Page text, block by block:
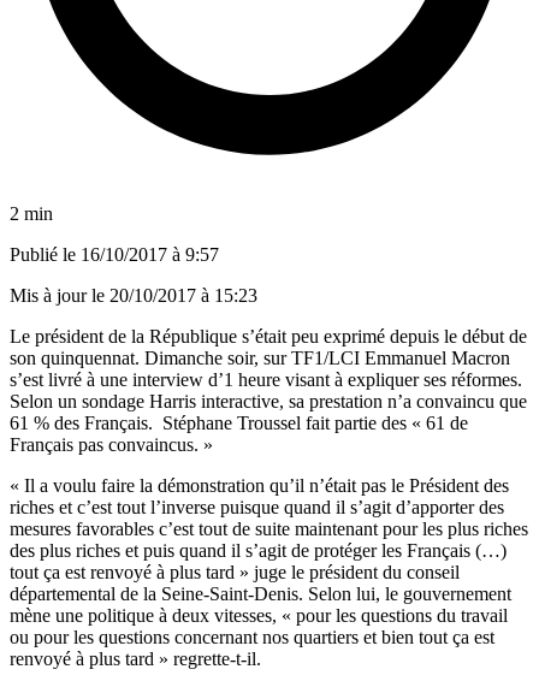
2 min
Publié le 16/10/2017 à 9:57
Mis à jour le 20/10/2017 à 15:23
Le président de la République s’était peu exprimé depuis le début de
son quinquennat. Dimanche soir, sur TF1/LCI Emmanuel Macron
s’est livré à une interview d’1 heure visant à expliquer ses réformes.
Selon un sondage Harris interactive, sa prestation n’a convaincu que
61 % des Français. Stéphane Troussel fait partie des « 61 de
Français pas convaincus. »
« Il a voulu faire la démonstration qu’il n’était pas le Président des
riches et c’est tout l’inverse puisque quand il s’agit d’apporter des
mesures favorables c’est tout de suite maintenant pour les plus riches
des plus riches et puis quand il s’agit de protéger les Français (…)
tout ça est renvoyé à plus tard » juge le président du conseil
départemental de la Seine-Saint-Denis. Selon lui, le gouvernement
mène une politique à deux vitesses, « pour les questions du travail
ou pour les questions concernant nos quartiers et bien tout ça est
renvoyé à plus tard » regrette-t-il.